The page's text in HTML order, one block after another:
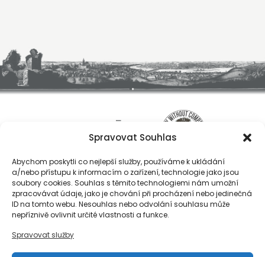
Spravovat Souhlas
Abychom poskytli co nejlepší služby, používáme k ukládání
a/nebo přístupu k informacím o zařízení, technologie jako jsou
soubory cookies. Souhlas s těmito technologiemi nám umožní
zpracovávat údaje, jako je chování při procházení nebo jedinečná
ID na tomto webu. Nesouhlas nebo odvolání souhlasu může
nepříznivě ovlivnit určité vlastnosti a funkce.
Spravovat služby
O nás